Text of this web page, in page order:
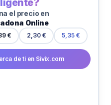
el precio en
Online
€ 2,30 € 5,35 €
de ti en Sivix.com